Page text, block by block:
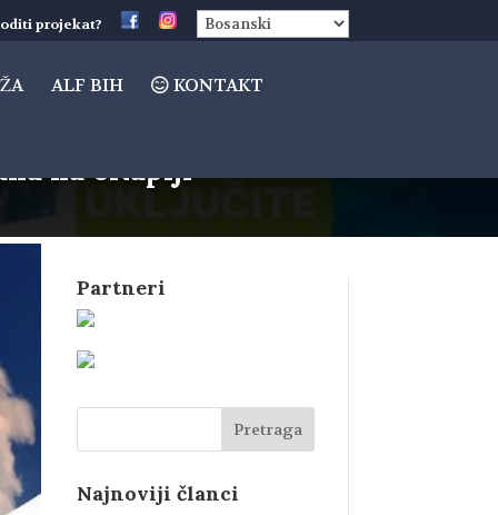
projekat?
ALF BIH KONTAKT
na eKapiji
Partneri
Najnoviji članci